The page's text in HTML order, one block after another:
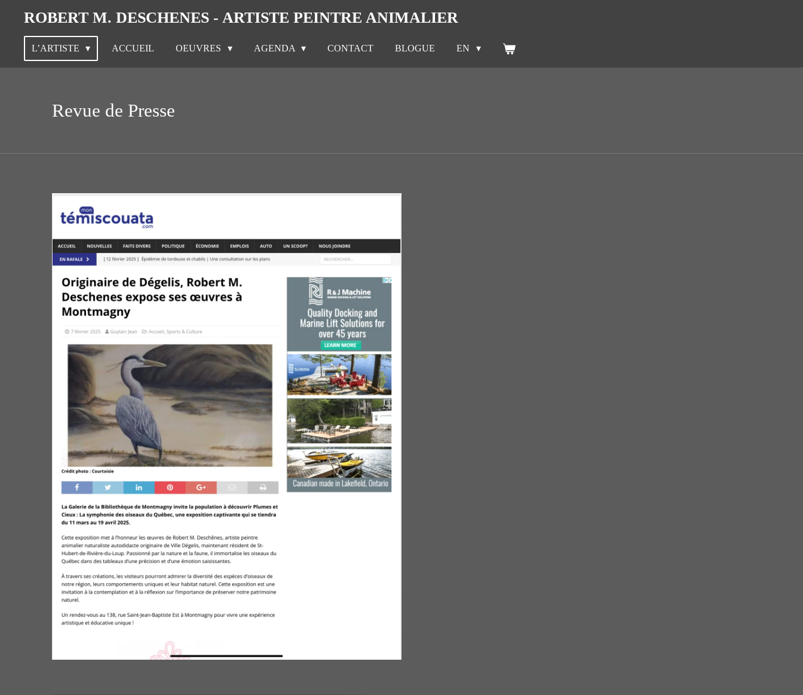
Passer
contenu
ROBERT M. DESCHENES - ARTISTE PEINTRE ANIMALIER
L’ARTISTE ACCUEIL OEUVRES AGENDA CONTACT BLOGUE EN
Revue de Presse